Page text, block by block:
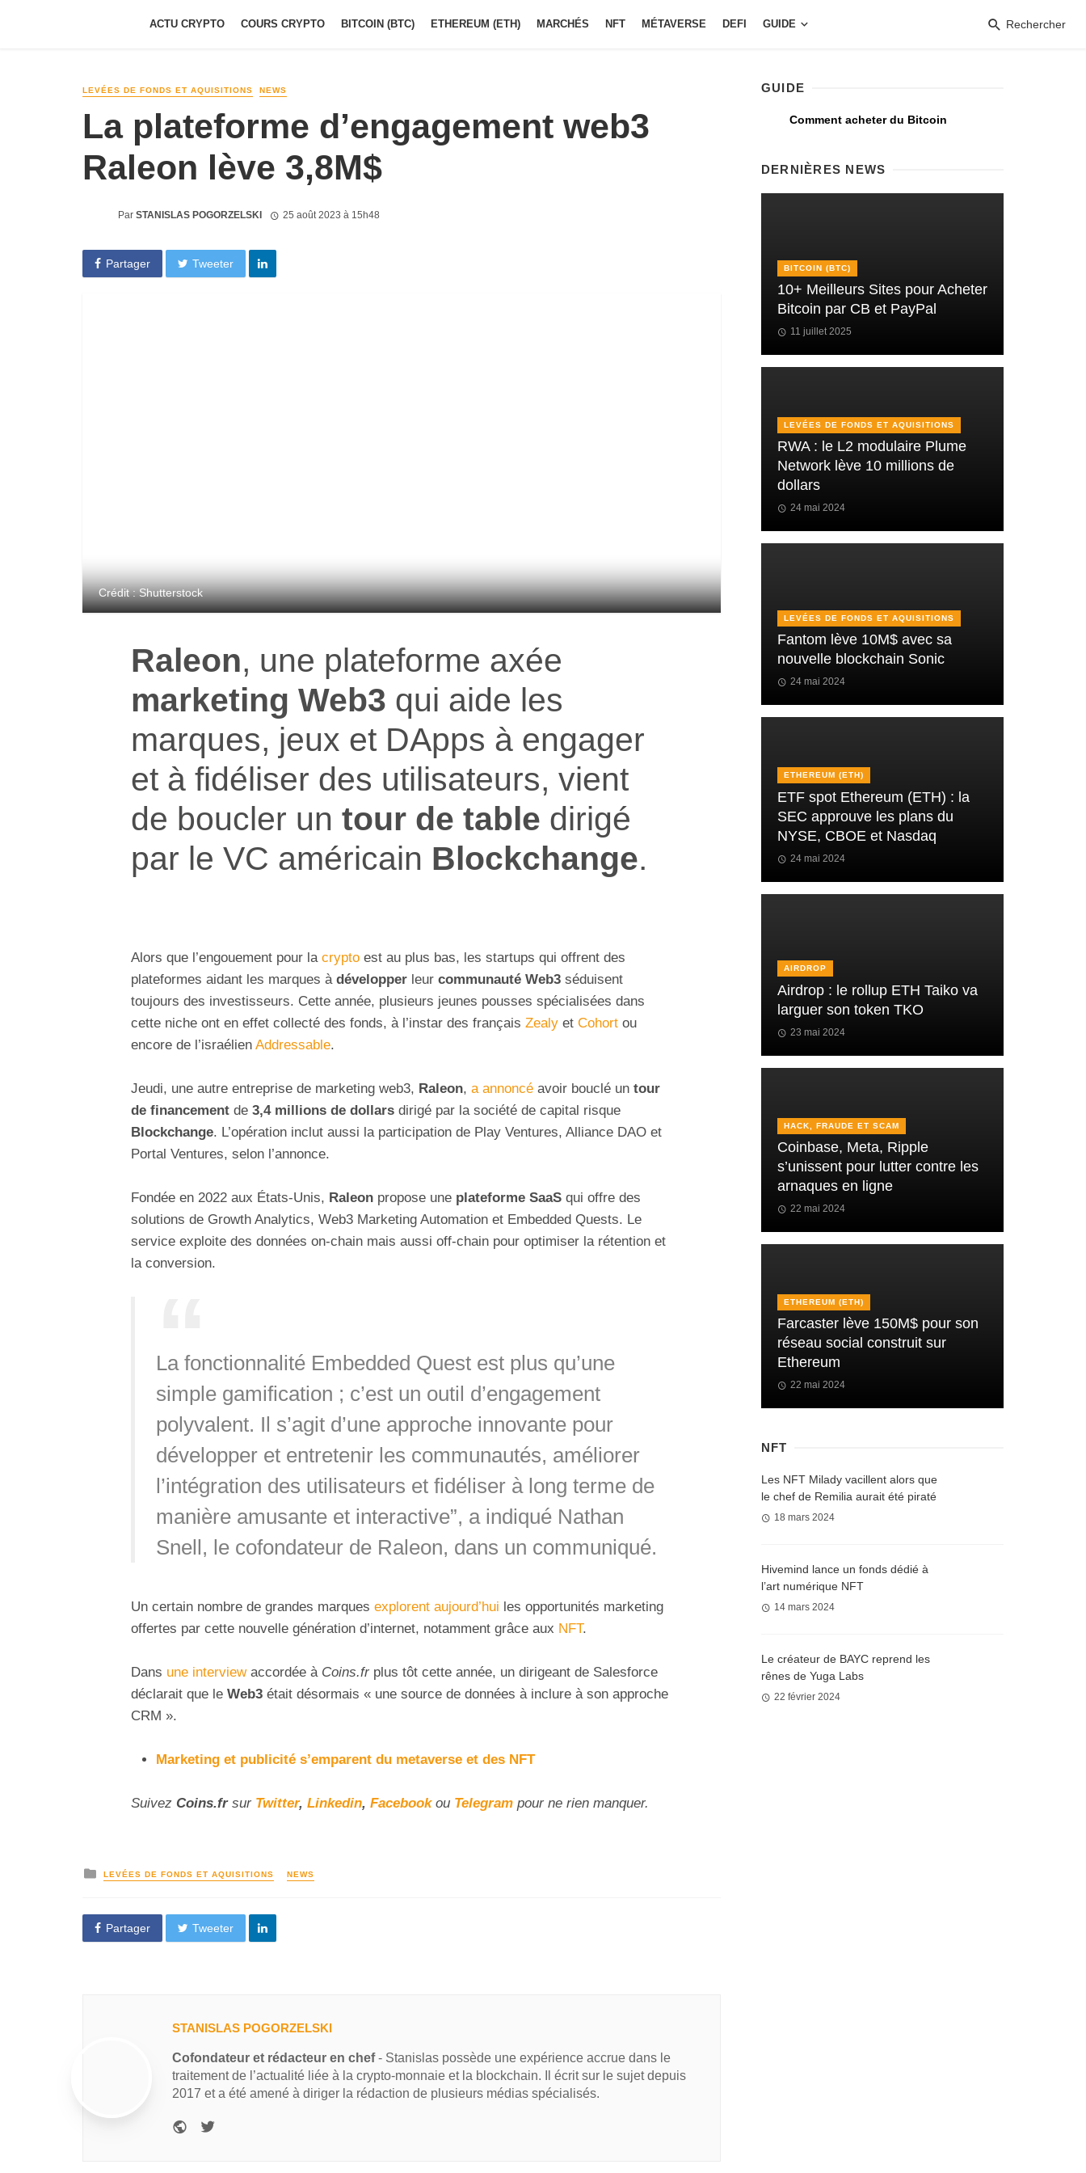
ACTU CRYPTO COURS CRYPTO BITCOIN (BTC) ETHEREUM (ETH) MARCHÉS NFT MÉTAVERSE DEFI GUIDE Rechercher
LEVÉES DE FONDS ET AQUISITIONS NEWS
La plateforme d’engagement web3
Raleon lève 3,8M$
Par STANISLAS POGORZELSKI 25 août 2023 à 15h48
Partager Tweeter
Crédit : Shutterstock
Raleon, une plateforme axée
marketing Web3 qui aide les
marques, jeux et DApps à engager
et à fidéliser des utilisateurs, vient
de boucler un tour de table dirigé
par le VC américain Blockchange.
Alors que l’engouement pour la crypto est au plus bas, les startups qui offrent des
plateformes aidant les marques à développer leur communauté Web3 séduisent
toujours des investisseurs. Cette année, plusieurs jeunes pousses spécialisées dans
cette niche ont en effet collecté des fonds, à l’instar des français Zealy et Cohort ou
encore de l’israélien Addressable.
Jeudi, une autre entreprise de marketing web3, Raleon, a annoncé avoir bouclé un tour
de financement de 3,4 millions de dollars dirigé par la société de capital risque
Blockchange. L’opération inclut aussi la participation de Play Ventures, Alliance DAO et
Portal Ventures, selon l’annonce.
Fondée en 2022 aux États-Unis, Raleon propose une plateforme SaaS qui offre des
solutions de Growth Analytics, Web3 Marketing Automation et Embedded Quests. Le
service exploite des données on-chain mais aussi off-chain pour optimiser la rétention et
la conversion.
La fonctionnalité Embedded Quest est plus qu’une
simple gamification ; c’est un outil d’engagement
polyvalent. Il s’agit d’une approche innovante pour
développer et entretenir les communautés, améliorer
l’intégration des utilisateurs et fidéliser à long terme de
manière amusante et interactive”, a indiqué Nathan
Snell, le cofondateur de Raleon, dans un communiqué.
Un certain nombre de grandes marques explorent aujourd’hui les opportunités marketing
offertes par cette nouvelle génération d’internet, notamment grâce aux NFT.
Dans une interviewaccordée àCoins.fr plus tôt cette année, un dirigeant de Salesforce
déclarait que le Web3 était désormais « une source de données à inclure à son approche
CRM ».
Marketing et publicité s’emparent du metaverse et des NFT
Suivez Coins.fr sur Twitter, Linkedin, Facebookou Telegram pour ne rien manquer.
LEVÉES DE FONDS ET AQUISITIONS NEWS
Partager Tweeter
STANISLAS POGORZELSKI
Cofondateur et rédacteur en chef- Stanislas possède une expérience accrue dans le
traitement de l’actualité liée à la crypto-monnaie et la blockchain. Il écrit sur le sujet depuis
2017 et a été amené à diriger la rédaction de plusieurs médias spécialisés.
GUIDE
Comment acheter du Bitcoin
DERNIÈRES NEWS
BITCOIN (BTC)
10+ Meilleurs Sites pour Acheter
Bitcoin par CB et PayPal
11 juillet 2025
LEVÉES DE FONDS ET AQUISITIONS
RWA : le L2 modulaire Plume
Network lève 10 millions de
dollars
24 mai 2024
LEVÉES DE FONDS ET AQUISITIONS
Fantom lève 10M$ avec sa
nouvelle blockchain Sonic
24 mai 2024
ETHEREUM (ETH)
ETF spot Ethereum (ETH) : la
SEC approuve les plans du
NYSE, CBOE et Nasdaq
24 mai 2024
AIRDROP
Airdrop : le rollup ETH Taiko va
larguer son token TKO
23 mai 2024
HACK, FRAUDE ET SCAM
Coinbase, Meta, Ripple
s’unissent pour lutter contre les
arnaques en ligne
22 mai 2024
ETHEREUM (ETH)
Farcaster lève 150M$ pour son
réseau social construit sur
Ethereum
22 mai 2024
NFT
Les NFT Milady vacillent alors que
le chef de Remilia aurait été piraté
18 mars 2024
Hivemind lance un fonds dédié à
l’art numérique NFT
14 mars 2024
Le créateur de BAYC reprend les
rênes de Yuga Labs
22 février 2024